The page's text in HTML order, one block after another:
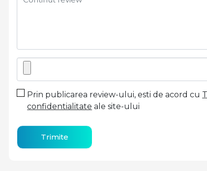
Prin publicarea review-ului, esti de acord cu
confidentialitate ale site-ului
Trimite